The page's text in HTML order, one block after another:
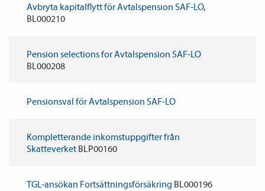
Avbryta kapitalflytt för Avtals­pension SAF-LO,
BL000210
Pension selections for Avtals­pension SAF-LO
BL000208
Pensions­val för Avtals­pension SAF-LO
Kompletterande inkomstuppgifter från
Skatteverket BLP00160
TGL-ansökan Fortsättnings­försäkring BL000196